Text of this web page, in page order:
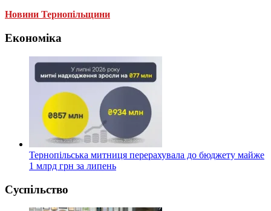
Новини Тернопільщини
Економіка
Тернопільська митниця перерахувала до бюджету майже
1 млрд грн за липень
Суспільство